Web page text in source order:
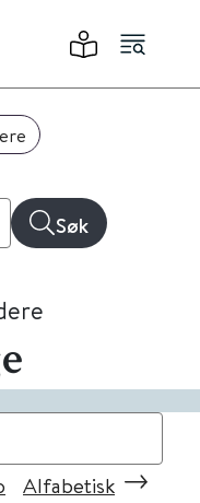
Søk
Alfabetisk